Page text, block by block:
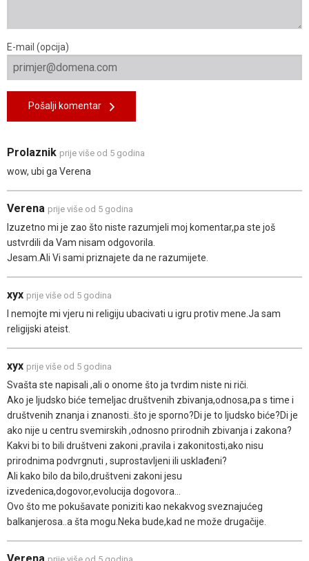
E-mail (opcija)
Pošalji komentar
Prolaznik prije više od 5 godina
wow, ubi ga Verena
Verena prije više od 5 godina
Izuzetno mi je zao što niste razumjeli moj komentar,pa ste još
ustvrdili da Vam nisam odgovorila.
Jesam.Ali Vi sami priznajete da ne razumijete.
xyx prije više od 5 godina
I nemojte mi vjeru ni religiju ubacivati u igru protiv mene.Ja sam
religijski ateist.
xyx prije više od 5 godina
Svašta ste napisali ,ali o onome što ja tvrdim niste ni riči.
Ako je ljudsko biće temeljac društvenih zbivanja,odnosa,pa s time i
društvenih znanja i znanosti..što je sporno?Di je to ljudsko biće?Di je
ako nije u centru svemirskih ,odnosno prirodnih zbivanja i zakona?
Kakvi bi to bili društveni zakoni ,pravila i zakonitosti,ako nisu
prirodnima podvrgnuti , suprostavljeni ili usklađeni?
Ali kako bilo da bilo,društveni zakoni jesu
izvedenica,dogovor,evolucija dogovora...
Ovo što me pokušavate poniziti kao nekakvog sveznajućeg
balkanjerosa..a šta mogu.Neka bude,kad ne može drugačije.
Verena